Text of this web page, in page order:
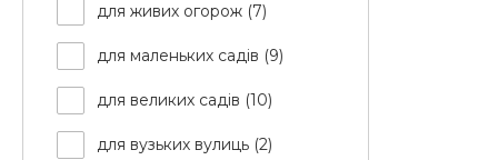
для живих огорож (7)
для маленьких садів (9)
для великих садів (10)
для вузьких вулиць (2)